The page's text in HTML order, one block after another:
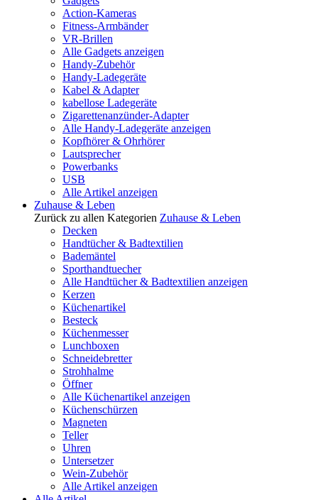
Action-Kameras
Fitness-Armbänder
VR-Brillen
Alle Gadgets anzeigen
Handy-Zubehör
Handy-Ladegeräte
Kabel & Adapter
kabellose Ladegeräte
Zigarettenanzünder-Adapter
Alle Handy-Ladegeräte anzeigen
Kopfhörer & Ohrhörer
Lautsprecher
Powerbanks
USB
Alle Artikel anzeigen
Zuhause & Leben
Zurück zu allen Kategorien Zuhause & Leben
Decken
Handtücher & Badtextilien
Bademäntel
Sporthandtuecher
Alle Handtücher & Badtextilien anzeigen
Kerzen
Küchenartikel
Besteck
Küchenmesser
Lunchboxen
Schneidebretter
Strohhalme
Öffner
Alle Küchenartikel anzeigen
Küchenschürzen
Magneten
Teller
Uhren
Untersetzer
Wein-Zubehör
Alle Artikel anzeigen